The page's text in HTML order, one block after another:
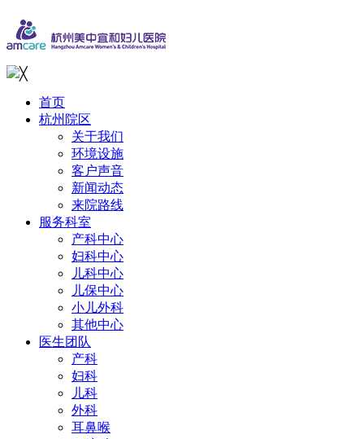
╳
首页
杭州院区
关于我们
环境设施
客户声音
新闻动态
来院路线
服务科室
产科中心
妇科中心
儿科中心
儿保中心
小儿外科
其他中心
医生团队
产科
妇科
儿科
外科
耳鼻喉